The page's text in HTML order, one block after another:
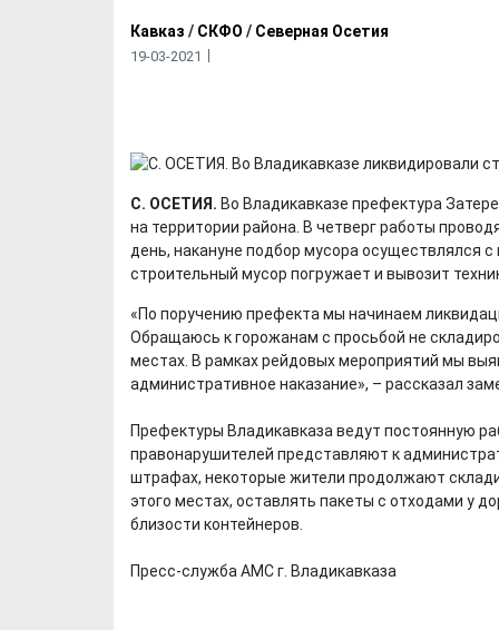
Кавказ / СКФО / Северная Осетия
19-03-2021
С. ОСЕТИЯ. Во Владикавказе префектура
на территории района. В четверг работы
день, накануне подбор мусора осуществлялся
строительный мусор погружает и вывозит
«По поручению префекта мы начинаем
Обращаюсь к горожанам с просьбой не
местах. В рамках рейдовых мероприятий мы
административное наказание», – рассказал
Префектуры Владикавказа ведут постоянную
правонарушителей представляют к
штрафах, некоторые жители продолжают
этого местах, оставлять пакеты с отходами у
близости контейнеров.
Пресс-служба АМС г. Владикавказа